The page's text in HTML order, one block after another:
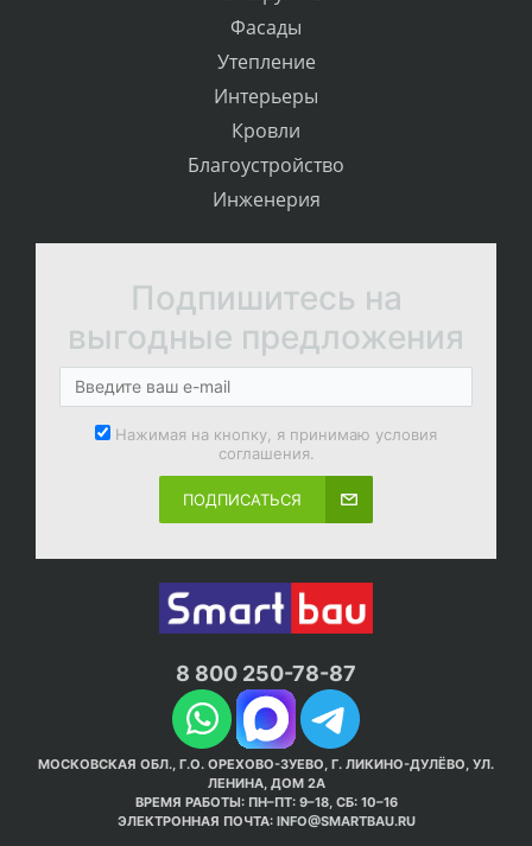
Фасады
Утепление
Интерьеры
Кровли
Благоустройство
Инженерия
Подпишитесь на
выгодные предложения
Нажимая на кнопку, я принимаю условия
соглашения.
ПОДПИСАТЬСЯ
8 800 250-78-87
МОСКОВСКАЯ ОБЛ., Г.О. ОРЕХОВО-ЗУЕВО, Г. ЛИКИНО-ДУЛЁВО, УЛ.
ЛЕНИНА, ДОМ 2А
ВРЕМЯ РАБОТЫ: ПН–ПТ: 9–18, СБ: 10–16
ЭЛЕКТРОННАЯ ПОЧТА: INFO@SMARTBAU.RU